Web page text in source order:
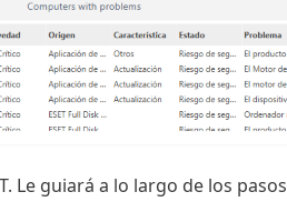
Le guiará a lo largo de los pasos